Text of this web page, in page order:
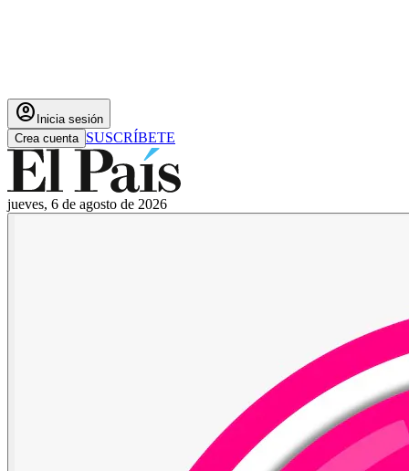
account_circle Inicia sesión
Crea cuenta SUSCRÍBETE
jueves, 6 de agosto de 2026